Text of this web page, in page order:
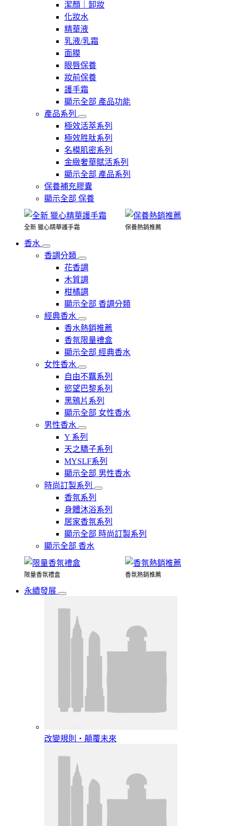
潔顏｜卸妝
化妝水
精華液
乳液/乳霜
面膜
眼唇保養
妝前保養
護手霜
顯示全部 產品功能
產品系列
極效活萃系列
極效胜肽系列
名模肌密系列
金緻奢華賦活系列
顯示全部 產品系列
保養補充膠囊
顯示全部 保養
全新 獵心精華護手霜 保養熱銷推薦
香水
香調分類
花香調
木質調
柑橘調
顯示全部 香調分類
經典香水
香水熱銷推薦
香氛限量禮盒
顯示全部 經典香水
女性香水
自由不羈系列
慾望巴黎系列
黑鴉片系列
顯示全部 女性香水
男性香水
Y 系列
天之驕子系列
MYSLF系列
顯示全部 男性香水
時尚訂製系列
香氛系列
身體沐浴系列
居家香氛系列
顯示全部 時尚訂製系列
顯示全部 香水
限量香氛禮盒 香氛熱銷推薦
永續發展
改變規則‧顛覆未來